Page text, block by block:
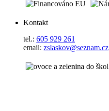
Kontakt
tel.: 605 929 261
email: zslaskov@seznam.cz